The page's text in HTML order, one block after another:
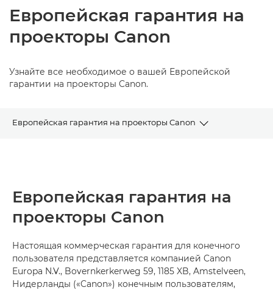
Европейская гарантия на
проекторы Canon
Узнайте все необходимое о вашей Европейской
гарантии на проекторы Canon.
Европейская гарантия на проекторы Canon
Контактные данные
Предоставляемые права
Европейская гарантия на
проекторы Canon
Настоящая коммерческая гарантия для конечного
пользователя представляется компанией Canon
Europa N.V., Bovernkerkerweg 59, 1185 XB, Amstelveen,
Нидерланды («Canon») конечным пользователям,